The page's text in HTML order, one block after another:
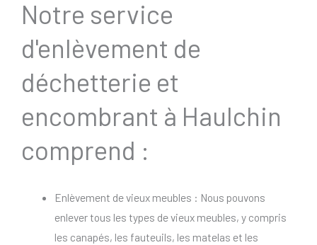
Notre service
d'enlèvement de
déchetterie et
encombrant à Haulchin
comprend :
Enlèvement de vieux meubles : Nous pouvons
enlever tous les types de vieux meubles, y compris
les canapés, les fauteuils, les matelas et les